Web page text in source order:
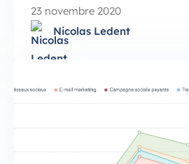
23 novembre 2020
Nicolas Ledent